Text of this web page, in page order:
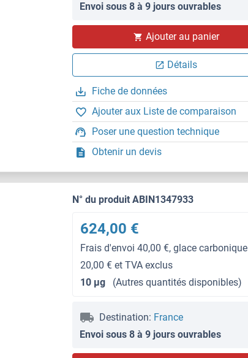
Envoi sous 8 à 9 jours ouvrables
Ajouter au panier
Détails
Fiche de données
Ajouter aux Liste de comparaison
Poser une question technique
Obtenir un devis
N° du produit ABIN1347933
624,00 €
Frais d'envoi 40,00 €, glace carbonique
20,00 € et TVA exclus
10 μg
(Autres quantités disponibles)
Destination: France
Envoi sous 8 à 9 jours ouvrables